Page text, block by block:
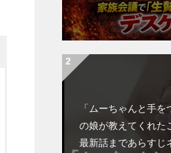
「ムーちゃんと手
の娘が教えてくれた
最新話まであらすじ